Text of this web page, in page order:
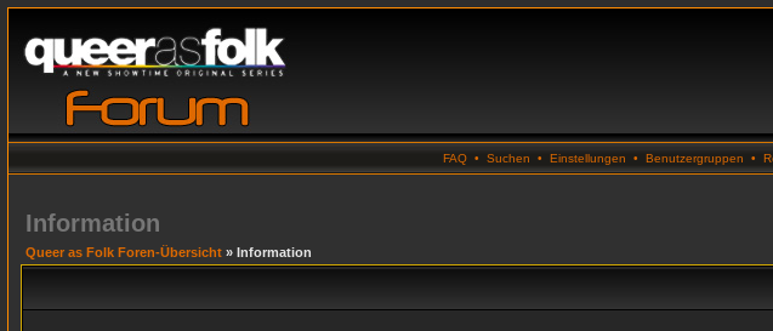
FAQ • Suchen • Einstellungen • Benutzergruppen •
Information
Queer as Folk Foren-Übersicht » Information